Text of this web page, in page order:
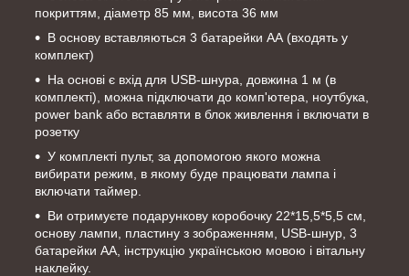
покриттям, діаметр 85 мм, висота 36 мм
В основу вставляються 3 батарейки АА (входять у
комплект)
На основі є вхід для USB-шнура, довжина 1 м (в
комплекті), можна підключати до комп'ютера, ноутбука,
power bank або вставляти в блок живлення і включати в
розетку
У комплекті пульт, за допомогою якого можна
вибирати режим, в якому буде працювати лампа і
включати таймер.
Ви отримуєте подарункову коробочку 22*15,5*5,5 см,
основу лампи, пластину з зображенням, USB-шнур, 3
батарейки АА, інструкцію українською мовою і вітальну
наклейку.